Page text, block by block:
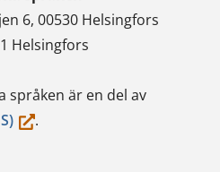
6, 00530 Helsingfors
Helsingfors
språken är en del av
(du.